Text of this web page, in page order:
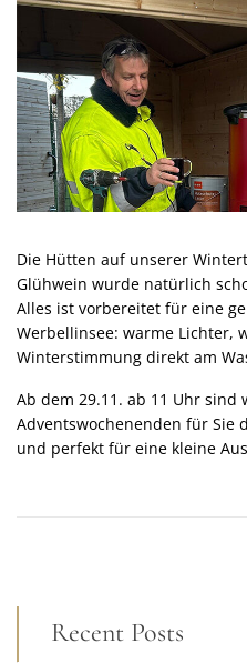
Die Hütten auf unserer
Glühwein wurde natürlich
Alles ist vorbereitet für eine
Werbellinsee: warme Lichter,
Winterstimmung direkt am
Ab dem 29.11. ab 11 Uhr sind
Adventswochenenden für Sie
und perfekt für eine kleine
Recent Posts